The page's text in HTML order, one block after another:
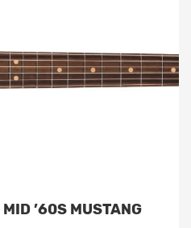
’60S MUSTANG